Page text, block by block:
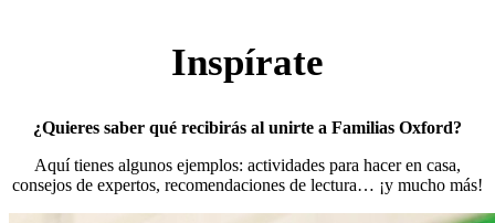
Inspírate
¿Quieres saber qué recibirás al unirte a Familias Oxford?
Aquí tienes algunos ejemplos: actividades para hacer en casa,
consejos de expertos, recomendaciones de lectura… ¡y mucho más!